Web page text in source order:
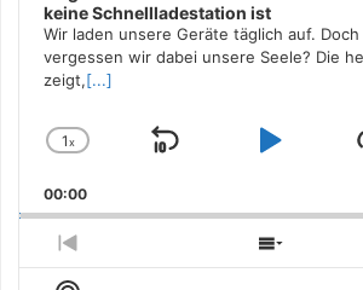
keine Schnellladestation ist
Wir laden unsere Geräte täglich auf.
vergessen wir dabei unsere Seele? Die
zeigt,[...]
Change
Rate
1x
Skip
Play
00:00
Previous
Episode
Show